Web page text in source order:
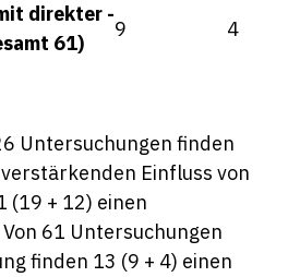
direkter
61)
9 4
Untersuchungen finden
Einfluss von
(19 + 12) einen
61 Untersuchungen
finden 13 (9 + 4) einen